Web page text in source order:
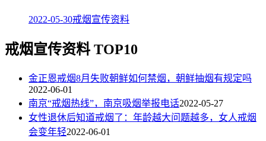
2022-05-30戒烟宣传资料
戒烟宣传资料 TOP10
金正恩戒烟8月失败朝鲜如何禁烟，朝鲜抽烟有规定吗
2022-06-01
南京“戒烟热线”，南京吸烟举报电话2022-05-27
女性退休后知道戒烟了：年龄越大问题越多，女人戒烟
会变年轻2022-06-01